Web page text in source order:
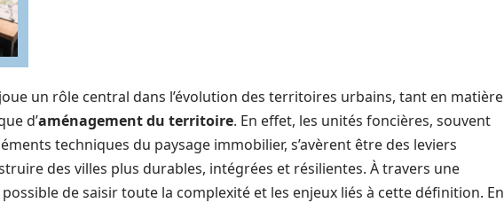
un rôle central dans l’évolution des territoires urbains, tant en matière
d’aménagement du territoire. En effet, les unités foncières, souvent
techniques du paysage immobilier, s’avèrent être des leviers
des villes plus durables, intégrées et résilientes. À travers une
de saisir toute la complexité et les enjeux liés à cette définition. En